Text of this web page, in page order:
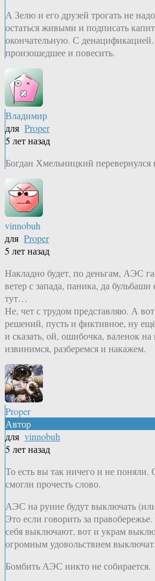
А Зелю и его друзей трогать не
остаться живыми и подписать
окончательную. С
произошедшее и повесить.
Владимир
для Proper
5 лет назад
Богдан Хмельницкий перевернулся
vinnobuh
для Proper
5 лет назад
Накладно будет, по деньгам, АЭС
ветер с запада, паника, да
тут…
Не, чет с трудом представляю. А
решений, пусть и фиктивное, ну
и сказать, ой, ошибочка, валенок
извинимся, разберемся и накажем.
Proper
Автор
для vinnobuh
5 лет назад
То есть вы так ничего и не
смогли прочесть слово.
АЭС на руине будут выключать
Это если говорить за
себя выключают, вот и украм
огромным удовольствием выключат.
Бомбить АЭС никто не собирается.